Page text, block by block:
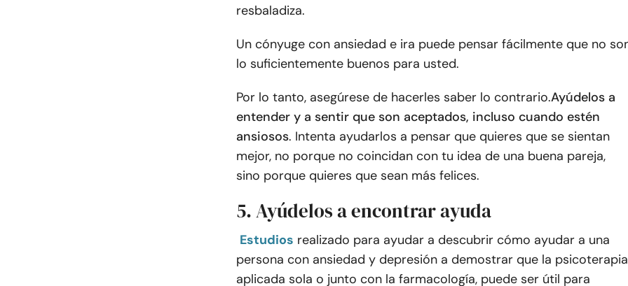
resbaladiza.
Un cónyuge con ansiedad e ira puede pensar fácilmente que no
lo suficientemente buenos para usted.
Por lo tanto, asegúrese de hacerles saber lo contrario.Ayúdelos a
entender y a sentir que son aceptados, incluso cuando estén
ansiosos. Intenta ayudarlos a pensar que quieres que se sientan
mejor, no porque no coincidan con tu idea de una buena pareja,
sino porque quieres que sean más felices.
5. Ayúdelos a encontrar ayuda
Estudios realizado para ayudar a descubrir cómo ayudar a una
persona con ansiedad y depresión a demostrar que la
aplicada sola o junto con la farmacología, puede ser útil para